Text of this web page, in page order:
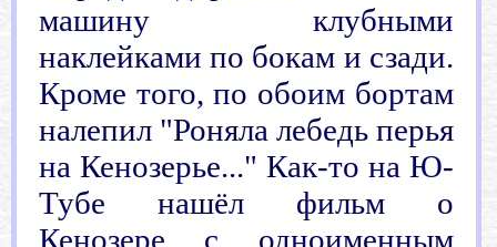
машину клубными
наклейками по бокам и сзади.
Кроме того, по обоим бортам
налепил "Роняла лебедь перья
на Кенозерье..." Как-то на Ю-
Тубе нашёл фильм о
Кенозере с одноименным